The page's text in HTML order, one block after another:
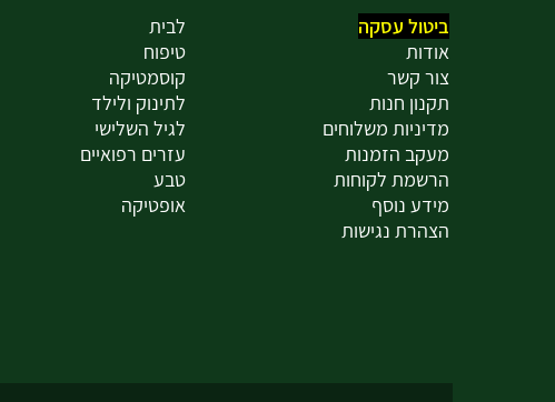
ביטול עסקה
אודות
צור קשר
תקנון חנות
מדיניות משלוחים
מעקב הזמנות
הרשמת לקוחות
מידע נוסף
הצהרת נגישות
לבית
טיפוח
קוסמטיקה
לתינוק ולילד
לגיל השלישי
עזרים רפואיים
טבע
אופטיקה